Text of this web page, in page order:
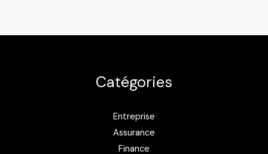
Catégories
Entreprise
Assurance
Finance